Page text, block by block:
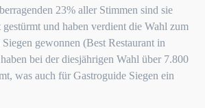
23% aller Stimmen sind sie
und haben verdient die Wahl zum
gewonnen (Best Restaurant in
bei der diesjährigen Wahl über 7.800
was auch für Gastroguide Siegen ein